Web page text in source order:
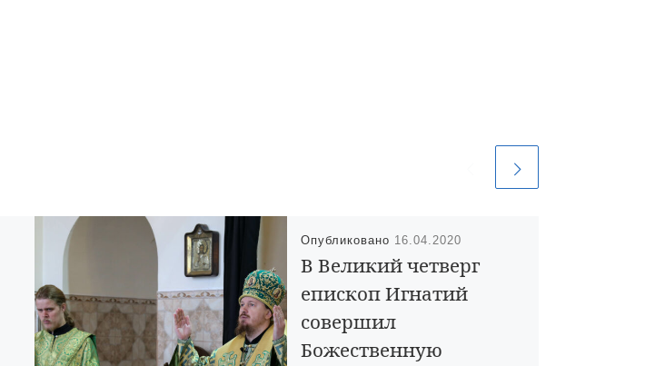
Опубликовано 16.04.2020
В Великий четверг
епископ Игнатий
совершил
Божественную